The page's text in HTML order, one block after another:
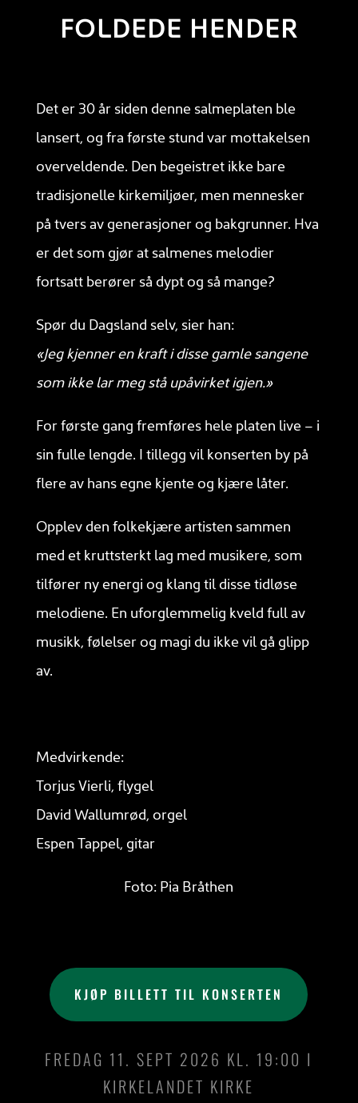
FOLDEDE HENDER
Det er 30 år siden denne salmeplaten ble
lansert, og fra første stund var mottakelsen
overveldende. Den begeistret ikke bare
tradisjonelle kirkemiljøer, men mennesker
på tvers av generasjoner og bakgrunner. Hva
er det som gjør at salmenes melodier
fortsatt berører så dypt og så mange?
Spør du Dagsland selv, sier han:
«Jeg kjenner en kraft i disse gamle sangene
som ikke lar meg stå upåvirket igjen.»
For første gang fremføres hele platen live – i
sin fulle lengde. I tillegg vil konserten by på
flere av hans egne kjente og kjære låter.
Opplev den folkekjære artisten sammen
med et kruttsterkt lag med musikere, som
tilfører ny energi og klang til disse tidløse
melodiene. En uforglemmelig kveld full av
musikk, følelser og magi du ikke vil gå glipp
av.
Medvirkende:
Torjus Vierli, flygel
David Wallumrød, orgel
Espen Tappel, gitar
Foto: Pia Bråthen
KJØP BILLETT TIL KONSERTEN
FREDAG 11. SEPT 2026 KL. 19:00 I
KIRKELANDET KIRKE